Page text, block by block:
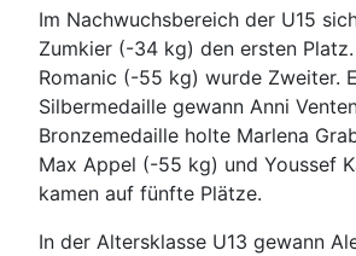
Im Nachwuchsbereich der U15
Zumkier (-34 kg) den ersten
Romanic (-55 kg) wurde Zweiter.
Silbermedaille gewann Anni
Bronzemedaille holte Marlena
Max Appel (-55 kg) und Youssef
kamen auf fünfte Plätze.
In der Altersklasse U13 gewann